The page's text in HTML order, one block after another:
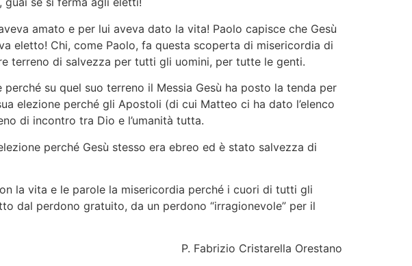
amato e per lui aveva dato la vita! Paolo capisce che Gesù
eletto! Chi, come Paolo, fa questa scoperta di misericordia di
terreno di salvezza per tutti gli uomini, per tutte le genti.
su quel suo terreno il Messia Gesù ha posto la tenda per
elezione perché gli Apostoli (di cui Matteo ci ha dato l’elenco
di incontro tra Dio e l’umanità tutta.
perché Gesù stesso era ebreo ed è stato salvezza di
la vita e le parole la misericordia perché i cuori di tutti gli
dal perdono gratuito, da un perdono “irragionevole” per il
P. Fabrizio Cristarella Orestano